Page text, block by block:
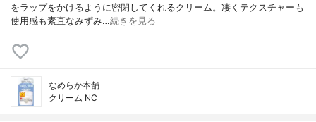
をラップをかけるように密閉してくれるクリーム。凄くテクスチャーも
使用感も素直なみずみ…続きを見る
なめらか本舗
クリーム NC